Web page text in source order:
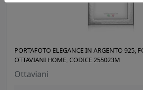
PORTAFOTO ELEGANCE IN ARGENTO 925,
OTTAVIANI HOME, CODICE 255023M
Ottaviani